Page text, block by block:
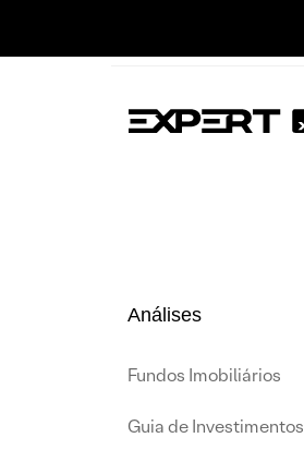
Análises
Fundos Imobiliários
Guia de Investimentos